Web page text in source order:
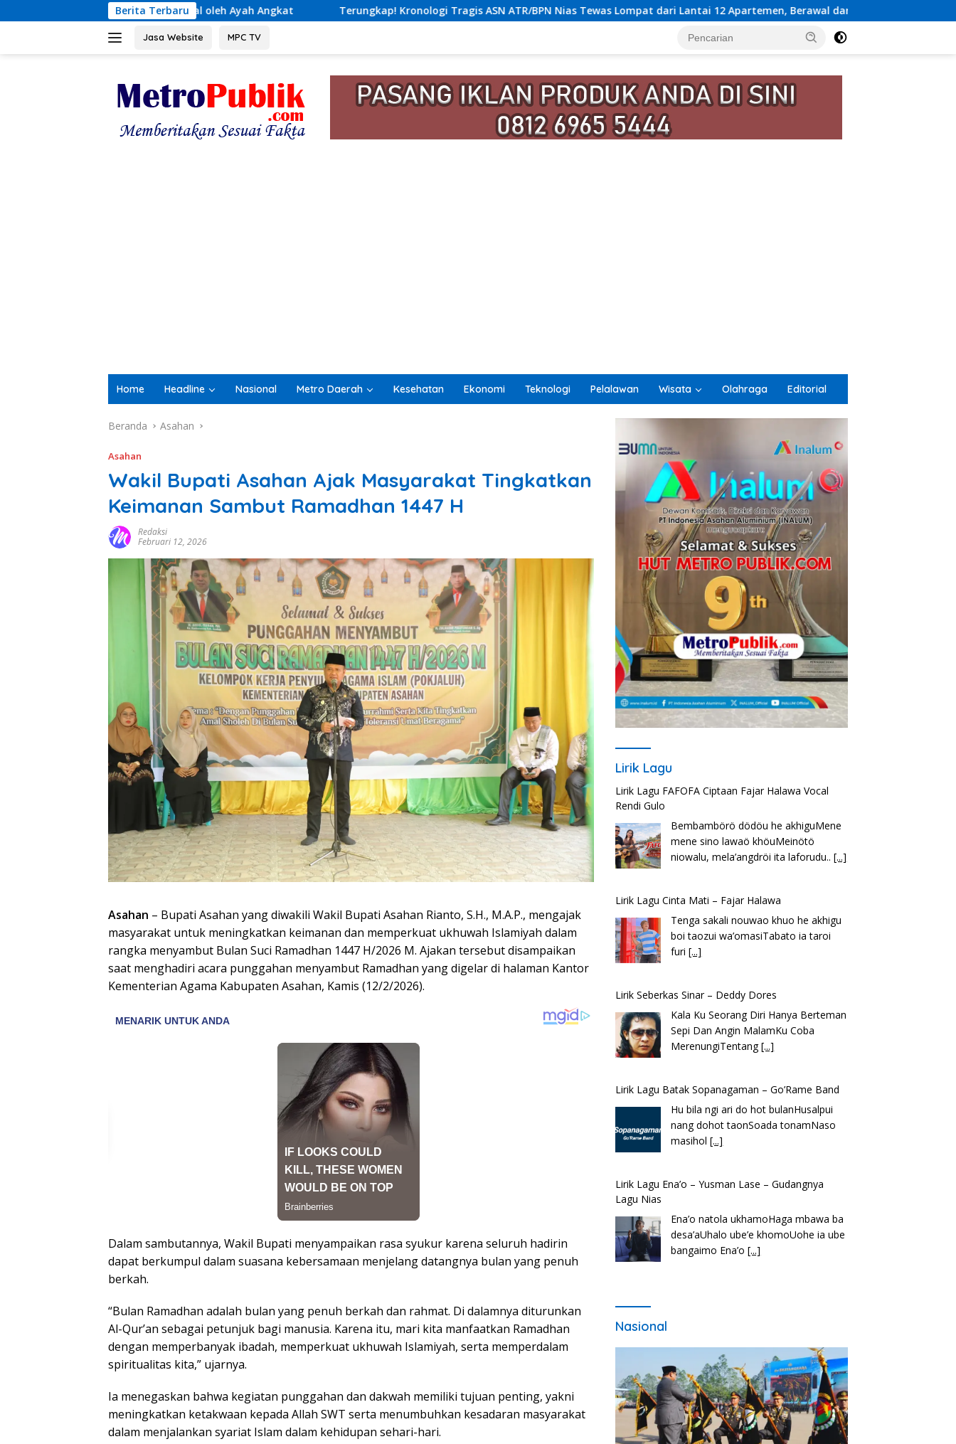
ke
Berita Terbaru
Seksual oleh Ayah Angkat Terungkap! Kronologi Tragis ASN ATR/BPN Nias Tewas Lompat dari Lantai 12 Apartemen, Berawal dari Pesan Wanita Lewat Aplikasi Kencan
Jasa Website MPC TV
Home Headline Nasional Metro Daerah Kesehatan Ekonomi Teknologi Pelalawan Wisata Olahraga Editorial
Beranda Asahan
Asahan
Wakil Bupati Asahan Ajak Masyarakat Tingkatkan
Keimanan Sambut Ramadhan 1447 H
Redaksi
Februari 12, 2026
Asahan – Bupati Asahan yang diwakili Wakil Bupati Asahan Rianto, S.H., M.A.P., mengajak
masyarakat untuk meningkatkan keimanan dan memperkuat ukhuwah Islamiyah dalam
rangka menyambut Bulan Suci Ramadhan 1447 H/2026 M. Ajakan tersebut disampaikan
saat menghadiri acara punggahan menyambut Ramadhan yang digelar di halaman Kantor
Kementerian Agama Kabupaten Asahan, Kamis (12/2/2026).
Dalam sambutannya, Wakil Bupati menyampaikan rasa syukur karena seluruh hadirin
dapat berkumpul dalam suasana kebersamaan menjelang datangnya bulan yang penuh
berkah.
“Bulan Ramadhan adalah bulan yang penuh berkah dan rahmat. Di dalamnya diturunkan
Al-Qur’an sebagai petunjuk bagi manusia. Karena itu, mari kita manfaatkan Ramadhan
dengan memperbanyak ibadah, memperkuat ukhuwah Islamiyah, serta memperdalam
spiritualitas kita,” ujarnya.
Ia menegaskan bahwa kegiatan punggahan dan dakwah memiliki tujuan penting, yakni
meningkatkan ketakwaan kepada Allah SWT serta menumbuhkan kesadaran masyarakat
dalam menjalankan syariat Islam dalam kehidupan sehari-hari.
Lirik Lagu
Lirik Lagu FAFOFA Ciptaan Fajar Halawa Vocal
Rendi Gulo
Bembambörö dödöu he akhiguMene
mene sino lawaö khöuMeinötö
niowalu, mela’angdröi ita laforudu..[...]
Lirik Lagu Cinta Mati – Fajar Halawa
Tenga sakali nouwao khuo he akhigu
boi taozui wa’omasiTabato ia taroi
furi[...]
Lirik Seberkas Sinar – Deddy Dores
Kala Ku Seorang Diri Hanya Berteman
Sepi Dan Angin MalamKu Coba
MerenungiTentang[...]
Lirik Lagu Batak Sopanagaman – Go’Rame Band
Hu bila ngi ari do hot bulanHusalpui
nang dohot taonSoada tonamNaso
masihol[...]
Lirik Lagu Ena’o – Yusman Lase – Gudangnya
Lagu Nias
Ena’o natola ukhamoHaga mbawa ba
desa’aUhalo ube’e khomoUohe ia ube
bangaimo Ena’o[...]
Nasional